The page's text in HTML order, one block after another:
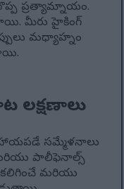
గొప్ప ప్రత్యామ్నాయం.
మీరు హైకింగ్
మధ్యాహ్నం
లక్షణాలు
సమ్మేళనాలు
పాలీఫెనాల్స్
మరియు